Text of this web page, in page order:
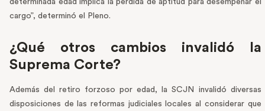
determinada edad implica la pérdida de aptitud para desempeñar el
cargo”, determinó el Pleno.
¿Qué otros cambios invalidó la
Suprema Corte?
Además del retiro forzoso por edad, la SCJN invalidó diversas
disposiciones de las reformas judiciales locales al considerar que